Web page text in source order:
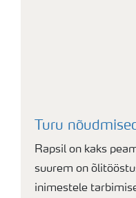
Turu
Rapsil on kaks
suurem on
inimestele